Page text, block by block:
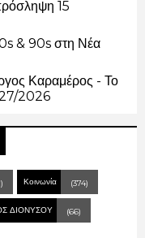
15
& 90s στη Νέα
Καραμέρος - Το
2026
Κοινωνία (374)
ΔΙΟΝΥΣΟΥ (66)